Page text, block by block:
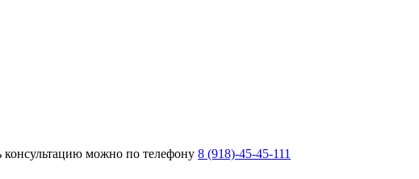
консультацию можно по телефону 8 (918)-45-45-111